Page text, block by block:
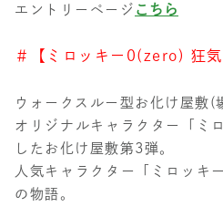
エントリーページ こちら
＃【ミロッキー0(zero) 狂気
ウォークスルー型お化け屋敷(
オリジナルキャラクター「ミ
したお化け屋敷第3弾。
人気キャラクター「ミロッキ
の物語。